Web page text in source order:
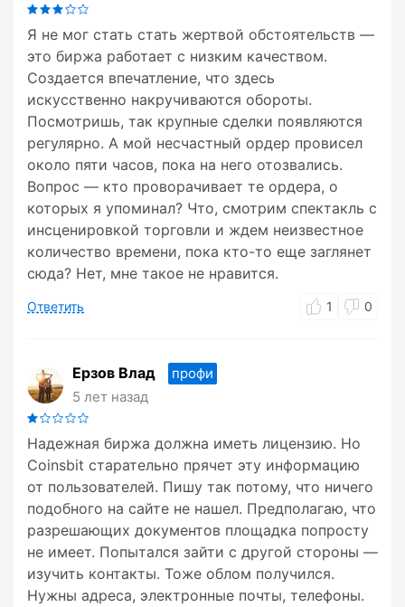
Я не мог стать стать жертвой обстоятельств —
это биржа работает с низким качеством.
Создается впечатление, что здесь
искусственно накручиваются обороты.
Посмотришь, так крупные сделки появляются
регулярно. А мой несчастный ордер провисел
около пяти часов, пока на него отозвались.
Вопрос — кто проворачивает те ордера, о
которых я упоминал? Что, смотрим спектакль с
инсценировкой торговли и ждем неизвестное
количество времени, пока кто-то еще заглянет
сюда? Нет, мне такое не нравится.
Ответить 1 0
Ерзов Влад
профи
5 лет назад
Надежная биржа должна иметь лицензию. Но
Coinsbit старательно прячет эту информацию
от пользователей. Пишу так потому, что ничего
подобного на сайте не нашел. Предполагаю, что
разрешающих документов площадка попросту
не имеет. Попытался зайти с другой стороны —
изучить контакты. Тоже облом получился.
Нужны адреса, электронные почты, телефоны.